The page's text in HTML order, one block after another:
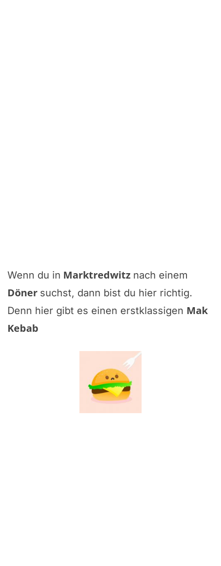
Wenn du in Marktredwitz nach einem
Döner suchst, dann bist du hier richtig.
Denn hier gibt es einen erstklassigen Mak
Kebab